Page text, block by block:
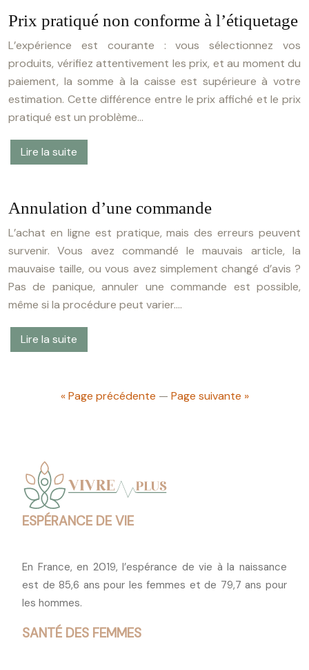
Prix pratiqué non conforme à l’étiquetage
L’expérience est courante : vous sélectionnez vos
produits, vérifiez attentivement les prix, et au moment du
paiement, la somme à la caisse est supérieure à votre
estimation. Cette différence entre le prix affiché et le prix
pratiqué est un problème…
Lire la suite
Annulation d’une commande
L’achat en ligne est pratique, mais des erreurs peuvent
survenir. Vous avez commandé le mauvais article, la
mauvaise taille, ou vous avez simplement changé d’avis ?
Pas de panique, annuler une commande est possible,
même si la procédure peut varier….
Lire la suite
« Page précédente — Page suivante »
ESPÉRANCE DE VIE
En France, en 2019, l’espérance de vie à la naissance
est de 85,6 ans pour les femmes et de 79,7 ans pour
les hommes.
SANTÉ DES FEMMES